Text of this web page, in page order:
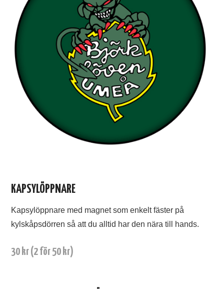
KAPSYLÖPPNARE
Kapsylöppnare med magnet som enkelt fäster på
kylskåpsdörren så att du alltid har den nära till hands.
30 kr (2 för 50 kr)